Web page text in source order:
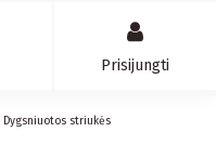
Prisijungti
Dygsniuotos striukės